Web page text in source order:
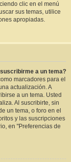
clic en el menú
sus temas, utilice
apropiadas.
a un tema?
marcadores para el
actualización. A
a un tema. Usted
Al suscribirte, sin
un tema, o foro en el
y las suscripciones
en "Preferencias de